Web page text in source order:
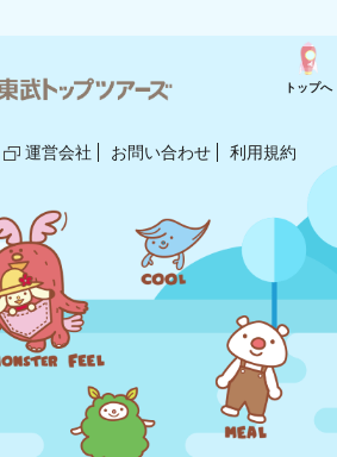
運営会社 お問い合わせ 利用規約
トップへ